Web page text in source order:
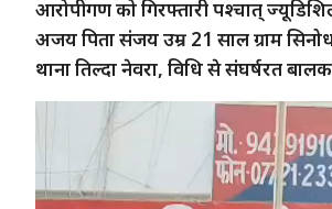
आरोपीगण को गिरफ्तारी पश्चात्
अजय पिता संजय उम्र 21 साल ग्राम
थाना तिल्दा नेवरा, विधि से संघर्षरत